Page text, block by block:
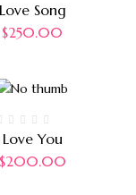
Love Song
$250.00
Love You
$200.00